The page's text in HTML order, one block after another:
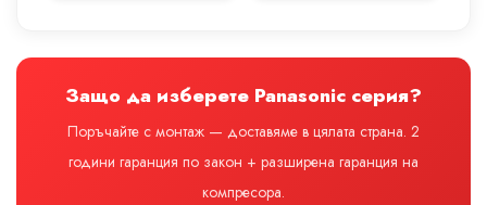
Защо да изберете Panasonic серия?
Поръчайте с монтаж — доставяме в цялата страна. 2
години гаранция по закон + разширена гаранция на
компресора.